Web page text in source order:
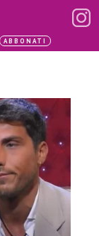
ABBONATI